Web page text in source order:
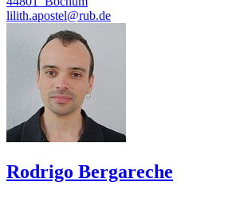
lilith.apostel@rub.de
Rodrigo Bergareche